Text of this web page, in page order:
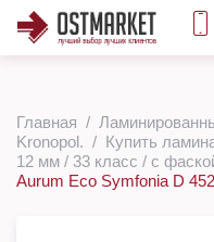
Главная
Kronopol.
Купить
12 мм / 33 класс / с
Aurum Eco Symfonia D